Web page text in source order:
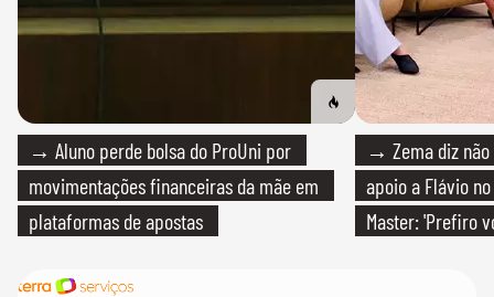
→ Aluno perde bolsa do ProUni por
movimentações financeiras da mãe em
plataformas de apostas
→ Zema diz
apoio a Flávio
Master: 'Prefiro